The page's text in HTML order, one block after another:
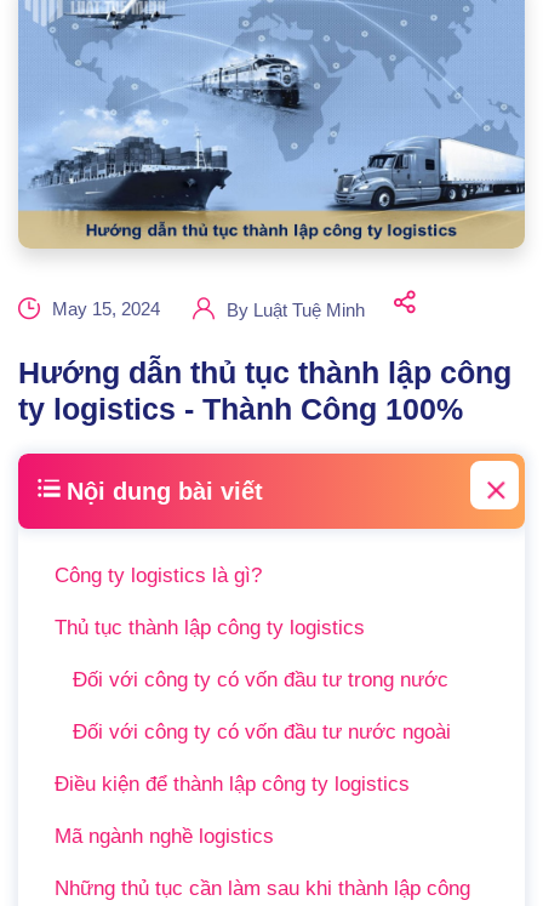
May 15, 2024 By Luật Tuệ Minh
Hướng dẫn thủ tục thành lập công
ty logistics - Thành Công 100%
Nội dung bài viết
Công ty logistics là gì?
Thủ tục thành lập công ty logistics
Đối với công ty có vốn đầu tư trong nước
Đối với công ty có vốn đầu tư nước ngoài
Điều kiện để thành lập công ty logistics
Mã ngành nghề logistics
Những thủ tục cần làm sau khi thành lập công